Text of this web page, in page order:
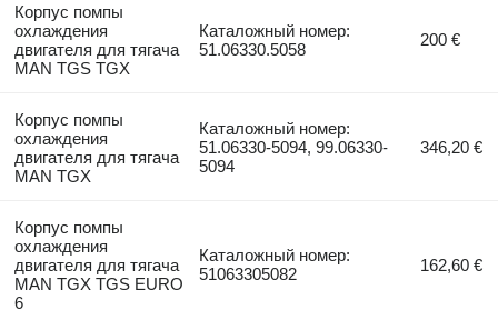
Корпус помпы
охлаждения
двигателя для тягача
MAN TGS TGX
Каталожный номер:
51.06330.5058
200 €
Корпус помпы
охлаждения
двигателя для тягача
MAN TGX
Каталожный номер:
51.06330-5094, 99.06330-
5094
346,20 €
Корпус помпы
охлаждения
двигателя для тягача
MAN TGX TGS EURO
6
Каталожный номер:
51063305082
162,60 €